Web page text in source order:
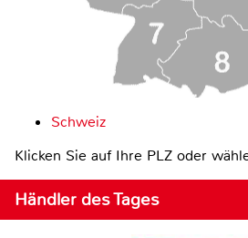
Schweiz
Klicken Sie auf Ihre PLZ oder
Händler des Tages